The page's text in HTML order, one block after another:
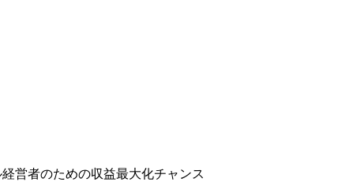
者のための収益最大化チャンス